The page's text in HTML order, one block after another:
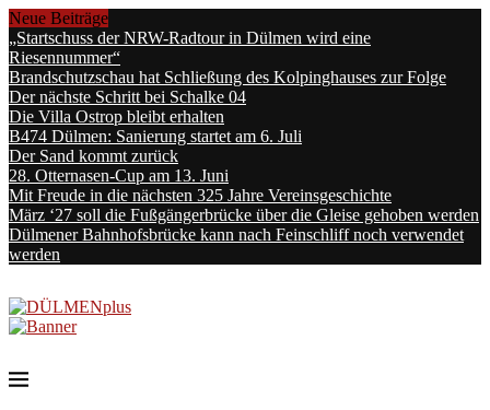
Neue Beiträge
„Startschuss der NRW-Radtour in Dülmen wird eine
Riesennummer“
Brandschutzschau hat Schließung des Kolpinghauses zur Folge
Der nächste Schritt bei Schalke 04
Die Villa Ostrop bleibt erhalten
B474 Dülmen: Sanierung startet am 6. Juli
Der Sand kommt zurück
28. Otternasen-Cup am 13. Juni
Mit Freude in die nächsten 325 Jahre Vereinsgeschichte
März ‘27 soll die Fußgängerbrücke über die Gleise gehoben werden
Dülmener Bahnhofsbrücke kann nach Feinschliff noch verwendet
werden